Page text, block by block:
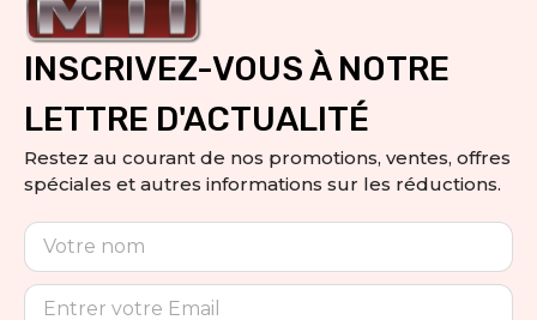
INSCRIVEZ-VOUS À NOTRE
LETTRE D'ACTUALITÉ
Restez au courant de nos promotions, ventes, offres
spéciales et autres informations sur les réductions.